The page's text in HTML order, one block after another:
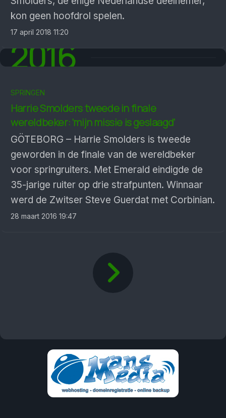
kon geen hoofdrol spelen.
17 april 2018 11:20
2016
SPRINGEN
Harrie Smolders tweede in finale
wereldbeker: ‘mijn missie is geslaagd’
GÖTEBORG – Harrie Smolders is tweede
geworden in de finale van de wereldbeker
voor springruiters. Met Emerald eindigde de
35-jarige ruiter op drie strafpunten. Winnaar
werd de Zwitser Steve Guerdat met Corbinian.
28 maart 2016 19:47